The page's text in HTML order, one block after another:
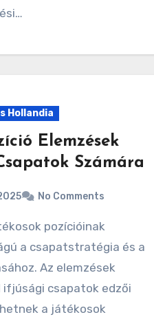
Hollandia
Elemzések
Számára
No Comments
a csapatstratégia és a
Az elemzések
ifjúsági csapatok edzői
a játékosok